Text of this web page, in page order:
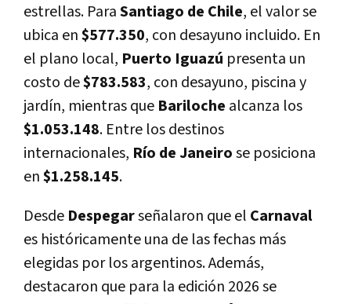
estrellas. ParaSantiago de Chile, el valor se
ubica en$577.350, con desayuno incluido. En
el plano local, Puerto Iguazú presenta un
costo de$783.583, con desayuno, piscina y
jardín, mientras que Bariloche alcanza los
$1.053.148. Entre los destinos
internacionales, Río de Janeirose posiciona
en$1.258.145.
Desde Despegarseñalaron que el Carnaval
es históricamente una de las fechas más
elegidas por los argentinos. Además,
destacaron que para la edición 2026 se